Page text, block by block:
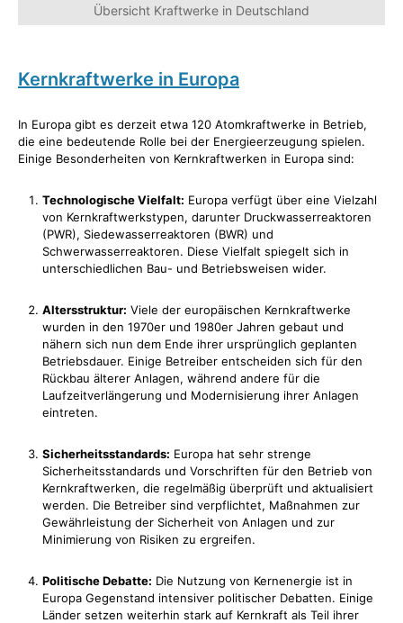
Übersicht Kraftwerke in Deutschland
Kernkraftwerke in Europa
In Europa gibt es derzeit etwa 120 Atomkraftwerke in Betrieb,
die eine bedeutende Rolle bei der Energieerzeugung spielen.
Einige Besonderheiten von Kernkraftwerken in Europa sind:
Technologische Vielfalt: Europa verfügt über eine Vielzahl
von Kernkraftwerkstypen, darunter Druckwasserreaktoren
(PWR), Siedewasserreaktoren (BWR) und
Schwerwasserreaktoren. Diese Vielfalt spiegelt sich in
unterschiedlichen Bau- und Betriebsweisen wider.
Altersstruktur: Viele der europäischen Kernkraftwerke
wurden in den 1970er und 1980er Jahren gebaut und
nähern sich nun dem Ende ihrer ursprünglich geplanten
Betriebsdauer. Einige Betreiber entscheiden sich für den
Rückbau älterer Anlagen, während andere für die
Laufzeitverlängerung und Modernisierung ihrer Anlagen
eintreten.
Sicherheitsstandards: Europa hat sehr strenge
Sicherheitsstandards und Vorschriften für den Betrieb von
Kernkraftwerken, die regelmäßig überprüft und aktualisiert
werden. Die Betreiber sind verpflichtet, Maßnahmen zur
Gewährleistung der Sicherheit von Anlagen und zur
Minimierung von Risiken zu ergreifen.
Politische Debatte: Die Nutzung von Kernenergie ist in
Europa Gegenstand intensiver politischer Debatten. Einige
Länder setzen weiterhin stark auf Kernkraft als Teil ihrer